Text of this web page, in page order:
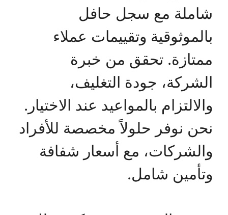
شاملة مع سجل حافل
بالموثوقية وتقييمات عملاء
ممتازة. تحقق من خبرة
الشركة، جودة التغليف،
والالتزام بالمواعيد عند الاختيار.
نحن نوفر حلولاً مخصصة للأفراد
والشركات، مع أسعار شفافة
وتأمين شامل.